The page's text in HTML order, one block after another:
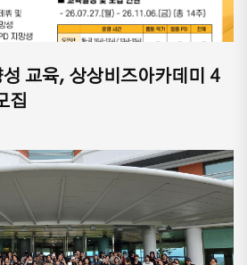
교육, 상상비즈아카데미 4
집